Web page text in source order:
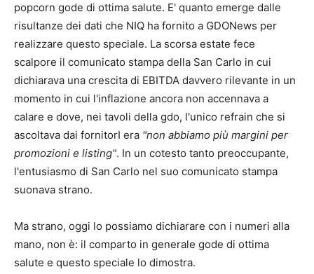
popcorn gode di ottima salute. E' quanto emerge dalle
risultanze dei dati che NIQ ha fornito a GDONews per
realizzare questo speciale. La scorsa estate fece
scalpore il comunicato stampa della San Carlo in cui
dichiarava una crescita di EBITDA davvero rilevante in un
momento in cui l'inflazione ancora non accennava a
calare e dove, nei tavoli della gdo, l'unico refrain che si
ascoltava dai fornitorI era "non abbiamo più margini per
promozioni e listing". In un cotesto tanto preoccupante,
l'entusiasmo di San Carlo nel suo comunicato stampa
suonava strano.
Ma strano, oggi lo possiamo dichiarare con i numeri alla
mano, non è: il comparto in generale gode di ottima
salute e questo speciale lo dimostra.